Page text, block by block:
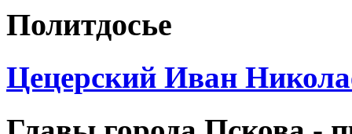
Политдосье
Цецерский Иван